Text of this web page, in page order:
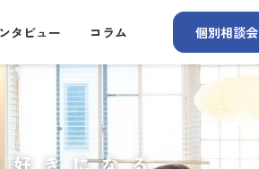
タビュー コラム 個別相談会